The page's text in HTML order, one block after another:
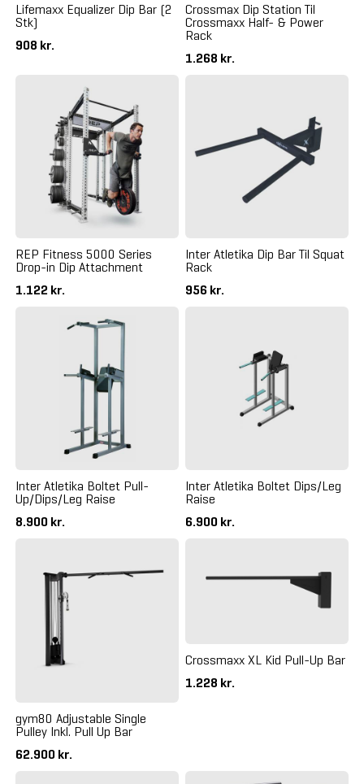
Lifemaxx Equalizer Dip Bar (2
Stk)
908 kr.
Crossmax Dip Station Til
Crossmaxx Half- & Power
Rack
1.268 kr.
REP Fitness 5000 Series
Drop-in Dip Attachment
1.122 kr.
Inter Atletika Dip Bar Til Squat
Rack
956 kr.
Inter Atletika Boltet Pull-
Up/Dips/Leg Raise
8.900 kr.
Inter Atletika Boltet Dips/Leg
Raise
6.900 kr.
gym80 Adjustable Single
Pulley Inkl. Pull Up Bar
62.900 kr.
Crossmaxx XL Kid Pull-Up Bar
1.228 kr.